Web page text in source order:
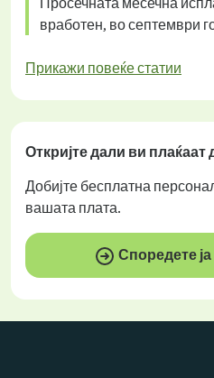
вработен, во септември
Прикажи повеќе статии
Откријте дали ви плаќаат
Добијте бесплатна
вашата плата.
Споредете